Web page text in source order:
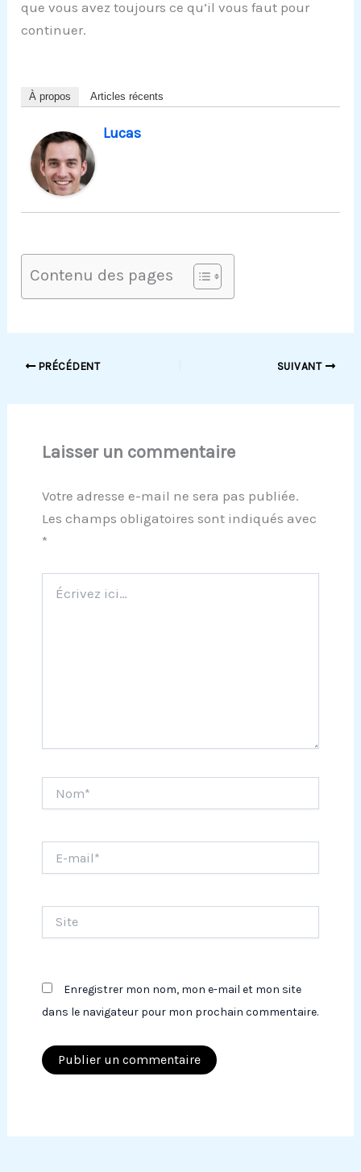
que vous avez toujours ce qu’il vous faut pour
continuer.
À propos Articles récents
Lucas
Contenu des pages
PRÉCÉDENT SUIVANT
Laisser un commentaire
Votre adresse e-mail ne sera pas publiée.
Les champs obligatoires sont indiqués avec
*
ici…
mail*
Enregistrer mon nom, mon e-mail et mon site
dans le navigateur pour mon prochain commentaire.